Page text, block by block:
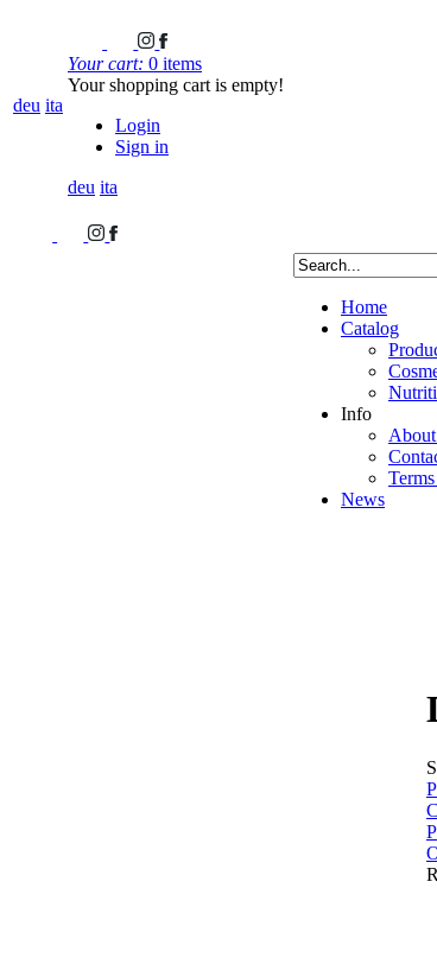
deu ita
Your cart: 0 items
Your shopping cart is empty!
Login
Sign in
deu ita
Home
Catalog
Info
News